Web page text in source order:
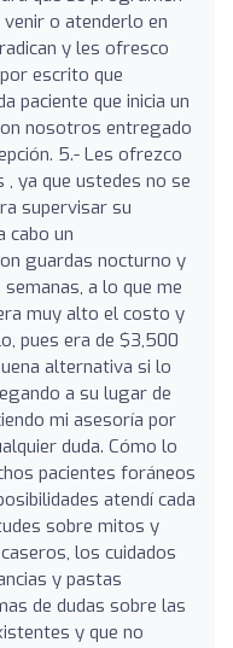
o atenderlo en
y les ofresco
escrito que
paciente que inicia un
nosotros entregado
5.- Les ofrezco
ya que ustedes no se
supervisar su
cabo un
guardas nocturno y
a lo que me
muy alto el costo y
pues era de $3,500
alternativa si lo
a su lugar de
mi asesoría por
duda. Cómo lo
pacientes foráneos
atendí cada
sobre mitos y
los cuidados
y pastas
de dudas sobre las
y que no